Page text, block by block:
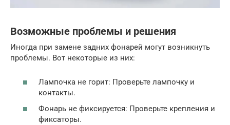
Возможные проблемы и решения
Иногда при замене задних фонарей могут возникнуть
проблемы. Вот некоторые из них:
Лампочка не горит: Проверьте лампочку и
контакты.
Фонарь не фиксируется: Проверьте крепления и
фиксаторы.